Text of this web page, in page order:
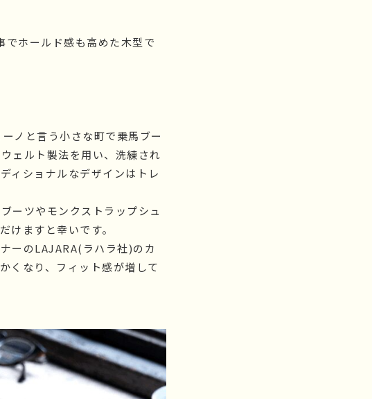
でホールド感も高めた木型で
ノと言う小さな町で乗馬ブー
ェルト製法を用い、洗練され
ィショナルなデザインはトレ
ーツやモンクストラップシュ
けますと幸いです。
ーのLAJARA(ラハラ社)のカ
くなり、フィット感が増して